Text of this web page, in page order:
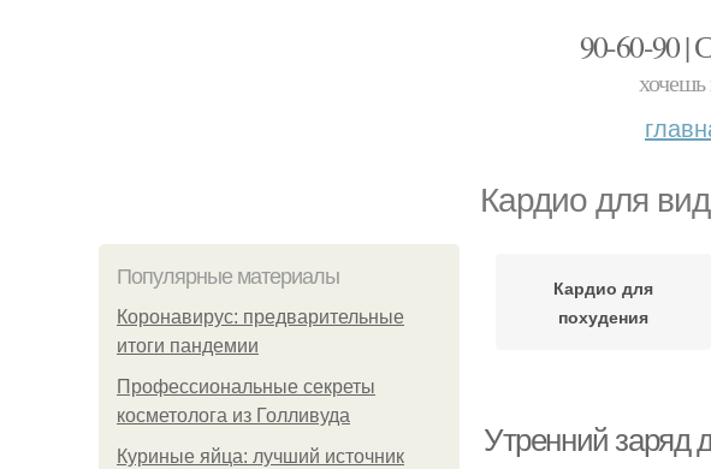
90-60-
хочешь
Кардио для
Популярные материалы
Коронавирус: предварительные
итоги пандемии
Профессиональные секреты
косметолога из Голливуда
Куриные яйца: лучший источник
Кардио для
похудения
Утренний заряд